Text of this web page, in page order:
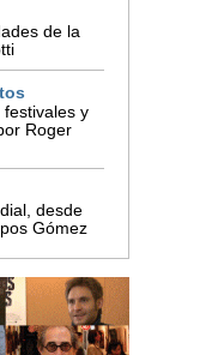
de la
y
Roger
desde
Gómez